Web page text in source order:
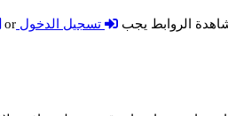
الروابط يجب تسجيل الدخول or